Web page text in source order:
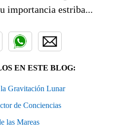
importancia estriba...
EN ESTE BLOG:
Gravitación Lunar
de Conciencias
las Mareas